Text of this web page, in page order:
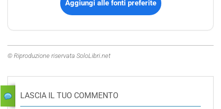
Aggiungi alle fonti preferite
© Riproduzione riservata SoloLibri.net
LASCIA IL TUO COMMENTO